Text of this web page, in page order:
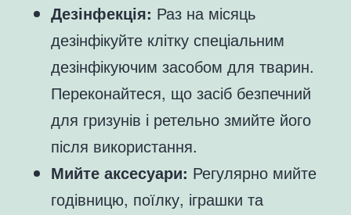
Дезінфекція: Раз на місяць
дезінфікуйте клітку спеціальним
дезінфікуючим засобом для тварин.
Переконайтеся, що засіб безпечний
для гризунів і ретельно змийте його
після використання.
Мийте аксесуари: Регулярно мийте
годівницю, поїлку, іграшки та